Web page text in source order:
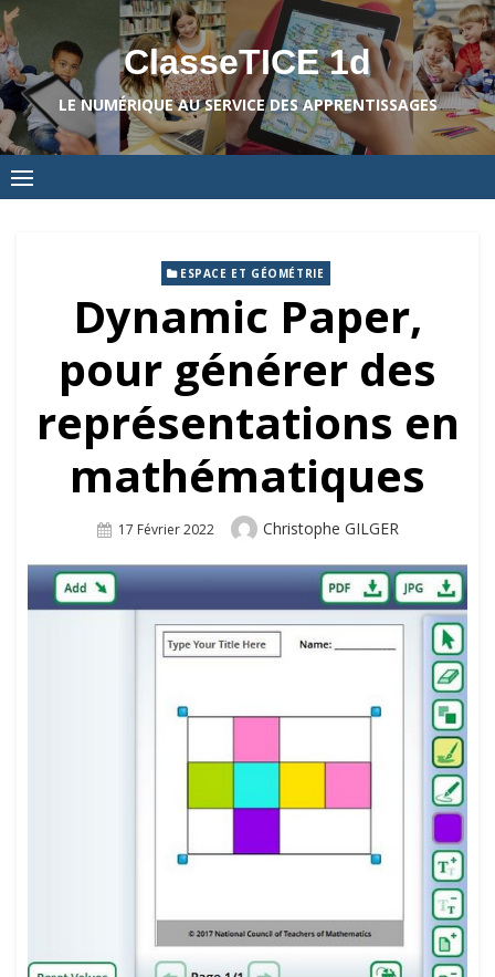
Skip
to
content
ClasseTICE 1d
LE NUMÉRIQUE AU SERVICE DES APPRENTISSAGES
ESPACE ET GÉOMÉTRIE
Dynamic Paper,
pour générer des
représentations en
mathématiques
Posted
17 Février 2022 Author
Christophe GILGER